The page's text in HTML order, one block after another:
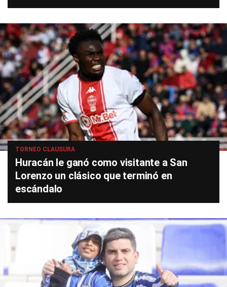
TORNEO CLAUSURA
Huracán le ganó como visitante a San
Lorenzo un clásico que terminó en
escándalo